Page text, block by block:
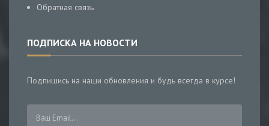
Обратная связь
ПОДПИСКА НА НОВОСТИ
Подпишись на наши обновления и будь всегда в курсе!